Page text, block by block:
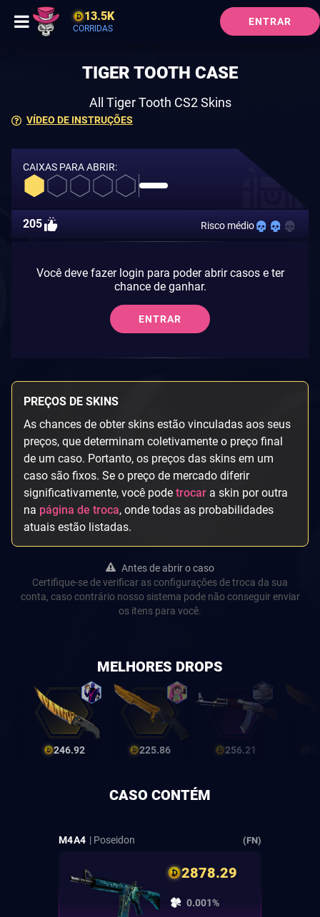
13.5K
CORRIDAS
ENTRAR
VÍDEO DE INSTRUÇÕES
TIGER TOOTH CASE
All Tiger Tooth CS2 Skins
CAIXAS PARA ABRIR:
205 Risco médio
Você deve fazer login para poder abrir casos e ter
chance de ganhar.
ENTRAR
PREÇOS DE SKINS
As chances de obter skins estão vinculadas aos seus
preços, que determinam coletivamente o preço final
de um caso. Portanto, os preços das skins em um
caso são fixos. Se o preço de mercado diferir
significativamente, você pode trocar a skin por outra
na página de troca, onde todas as probabilidades
atuais estão listadas.
Antes de abrir o caso
Certifique-se de verificar as configurações de troca da sua
conta, caso contrário nosso sistema pode não conseguir enviar
os itens para você.
MELHORES DROPS
246.92 225.86 256.21
CASO CONTÉM
M4A4 | Poseidon (FN)
2878.29
0.001%